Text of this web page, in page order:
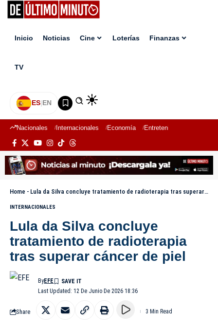
Inicio Noticias Cine Loterías Finanzas
TV
ES|EN
Nacionales Internacionales Economía Entretenimiento
Home - Lula da Silva concluye tratamiento de radioterapia tras superar cáncer de piel
INTERNACIONALES
Lula da Silva concluye
tratamiento de radioterapia
tras superar cáncer de piel
Last Updated: 12 De Junio De 2026 18:36
ByEFE
Share 3 Min Read